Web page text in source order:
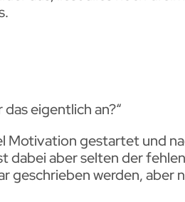
eigentlich an?“
Motivation gestartet und
aber selten der
geschrieben werden, aber